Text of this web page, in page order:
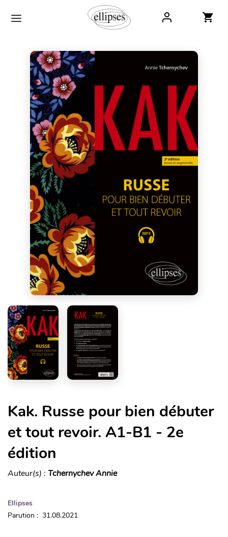
Kak. Russe pour bien débuter
et tout revoir. A1-B1 - 2e
édition
Auteur(s) : Tchernychev Annie
Ellipses
Parution : 31.08.2021